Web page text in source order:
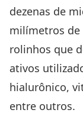
dezenas de
milímetros de
rolinhos que
ativos
hialurônico,
entre outros.